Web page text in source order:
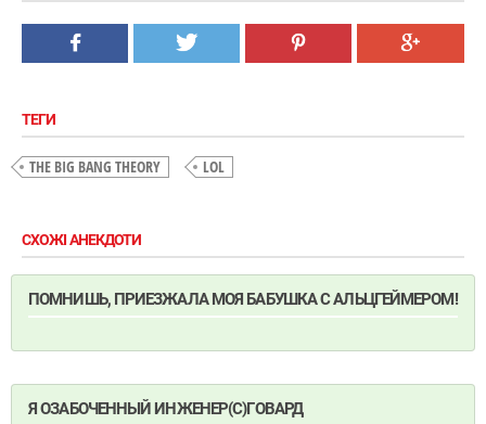
ТЕГИ
THE BIG BANG THEORY LOL
СХОЖІ АНЕКДОТИ
ПОМНИШЬ, ПРИЕЗЖАЛА МОЯ БАБУШКА С АЛЬЦГЕЙМЕРОМ!
Я ОЗАБОЧЕННЫЙ ИНЖЕНЕР(С)ГОВАРД